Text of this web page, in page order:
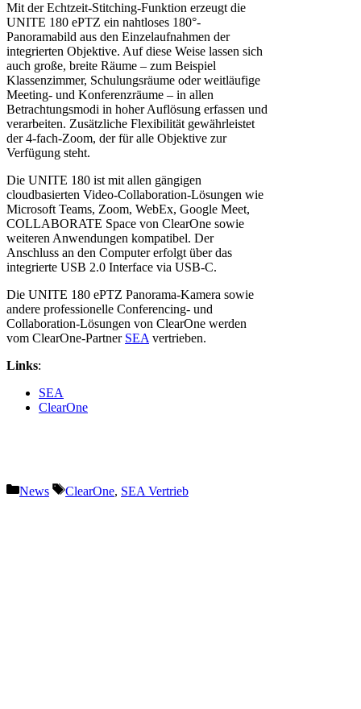
Mit der Echtzeit-Stitching-Funktion erzeugt die
UNITE 180 ePTZ ein nahtloses 180°-
Panoramabild aus den Einzelaufnahmen der
integrierten Objektive. Auf diese Weise lassen sich
auch große, breite Räume – zum Beispiel
Klassenzimmer, Schulungsräume oder weitläufige
Meeting- und Konferenzräume – in allen
Betrachtungsmodi in hoher Auflösung erfassen und
verarbeiten. Zusätzliche Flexibilität gewährleistet
der 4-fach-Zoom, der für alle Objektive zur
Verfügung steht.
Die UNITE 180 ist mit allen gängigen
cloudbasierten Video-Collaboration-Lösungen wie
Microsoft Teams, Zoom, WebEx, Google Meet,
COLLABORATE Space von ClearOne sowie
weiteren Anwendungen kompatibel. Der
Anschluss an den Computer erfolgt über das
integrierte USB 2.0 Interface via USB-C.
Die UNITE 180 ePTZ Panorama-Kamera sowie
andere professionelle Conferencing- und
Collaboration-Lösungen von ClearOne werden
vom ClearOne-Partner SEA vertrieben.
Links:
SEA
ClearOne
Kategorien
News Schlagwörter
ClearOne, SEA Vertrieb